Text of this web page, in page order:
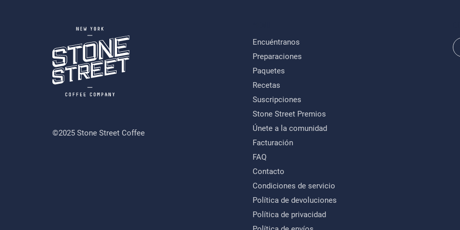
©2025 Stone Street Coffee
Encuéntranos
Preparaciones
Paquetes
Recetas
Suscripciones
Stone Street Premios
Únete a la comunidad
Facturación
FAQ
Contacto
Condiciones de servicio
Política de devoluciones
Política de privacidad